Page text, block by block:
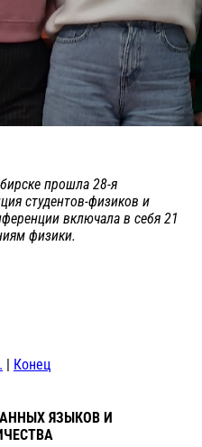
прошла 28-я
студентов-физиков и
включала в себя 21
физики.
| Конец
ЯЗЫКОВ И